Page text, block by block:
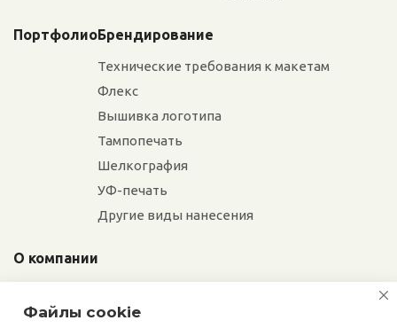
ПортфолиоБрендирование
Технические требования к макетам
Флекс
Вышивка логотипа
Тампопечать
Шелкография
УФ-печать
Другие виды нанесения
О компании
Сотрудники
Файлы cookie